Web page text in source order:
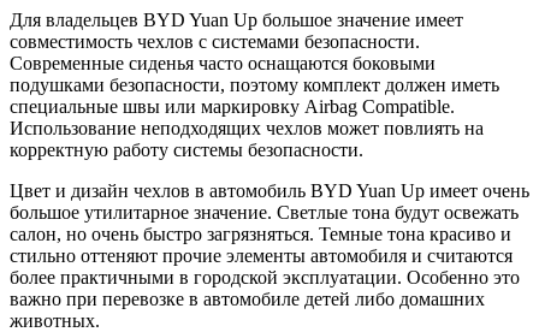
Для владельцев BYD Yuan Up большое значение имеет
совместимость чехлов с системами безопасности.
Современные сиденья часто оснащаются боковыми
подушками безопасности, поэтому комплект должен иметь
специальные швы или маркировку Airbag Compatible.
Использование неподходящих чехлов может повлиять на
корректную работу системы безопасности.
Цвет и дизайн чехлов в автомобиль BYD Yuan Up имеет очень
большое утилитарное значение. Светлые тона будут освежать
салон, но очень быстро загрязняться. Темные тона красиво и
стильно оттеняют прочие элементы автомобиля и считаются
более практичными в городской эксплуатации. Особенно это
важно при перевозке в автомобиле детей либо домашних
животных.